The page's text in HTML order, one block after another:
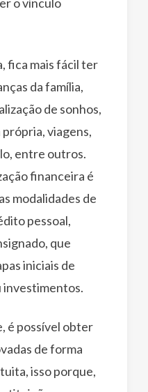
fica mais fácil ter
da família,
de sonhos,
própria, viagens,
entre outros.
financeira é
modalidades de
pessoal,
que
iniciais de
investimentos.
é possível obter
de forma
isso porque,